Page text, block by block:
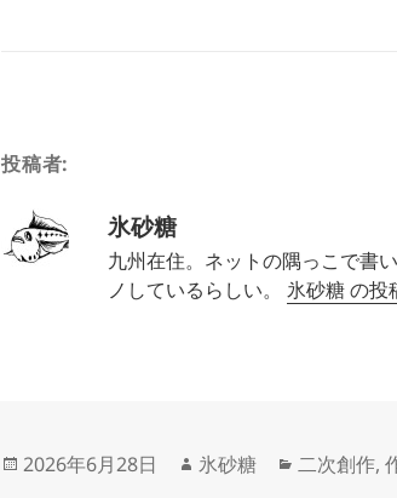
投稿者:
氷砂糖
九州在住。ネットの隅っこで書
ノしているらしい。氷砂糖 の投
投
2026年6月28日
作
氷砂糖
カ
二次創作,